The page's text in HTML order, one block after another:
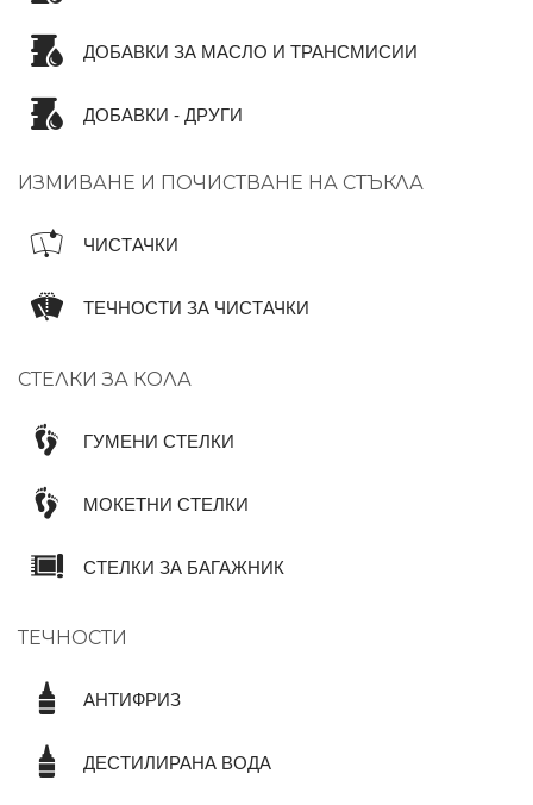
ДОБАВКИ ЗА МАСЛО И ТРАНСМИСИИ
ДОБАВКИ - ДРУГИ
ИЗМИВАНЕ И ПОЧИСТВАНЕ НА СТЪКЛА
ЧИСТАЧКИ
ТЕЧНОСТИ ЗА ЧИСТАЧКИ
СТЕЛКИ ЗА КОЛА
ГУМЕНИ СТЕЛКИ
МОКЕТНИ СТЕЛКИ
СТЕЛКИ ЗА БАГАЖНИК
ТЕЧНОСТИ
АНТИФРИЗ
ДЕСТИЛИРАНА ВОДА